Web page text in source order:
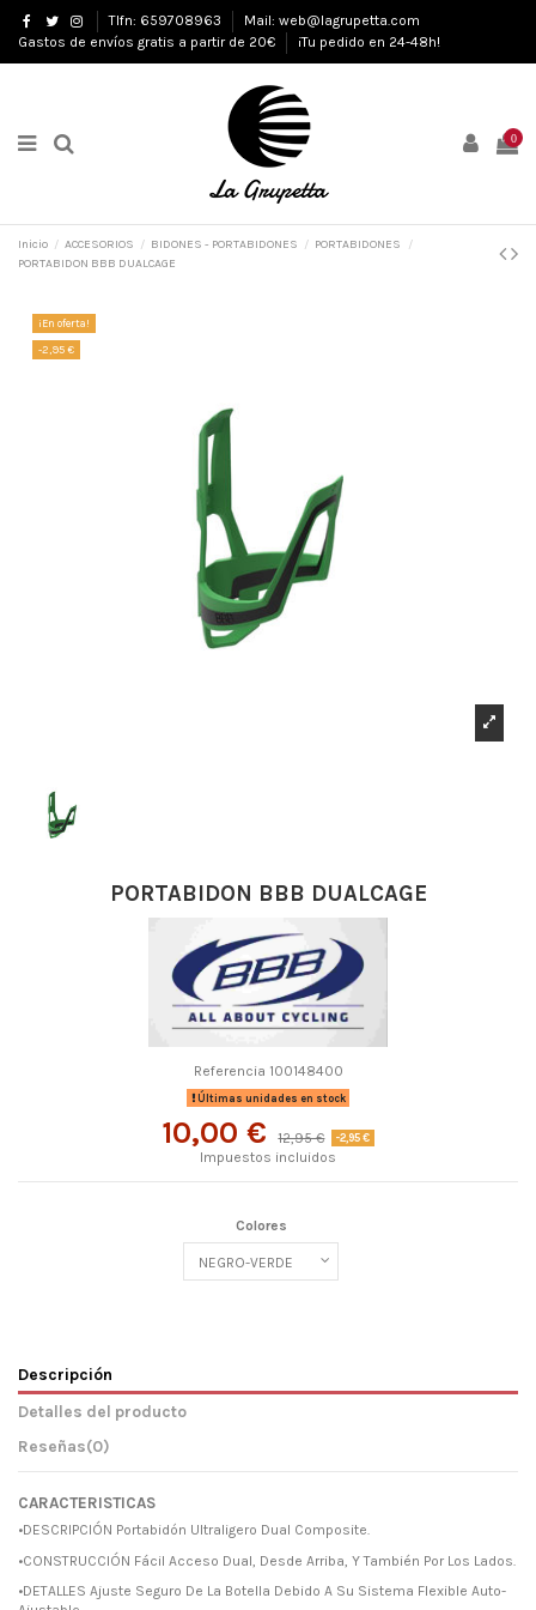
Tlfn: 659708963
Mail: web@lagrupetta.com
Gastos de envíos gratis a partir de 20€
¡Tu pedido en 24-48h!
0
Inicio ACCESORIOS BIDONES - PORTABIDONES
PORTABIDONES
PORTABIDON BBB DUALCAGE
¡En oferta!
-2,95 €
PORTABIDON BBB DUALCAGE
Referencia 100148400
Últimas unidades en stock
10,00 € 12,95 € -2,95 €
Impuestos incluidos
Colores
Descripción
Detalles del producto
Reseñas(0)
CARACTERISTICAS
•DESCRIPCIÓN Portabidón Ultraligero Dual Composite.
•CONSTRUCCIÓN Fácil Acceso Dual, Desde Arriba, Y También Por Los Lados.
•DETALLES Ajuste Seguro De La Botella Debido A Su Sistema Flexible Auto-